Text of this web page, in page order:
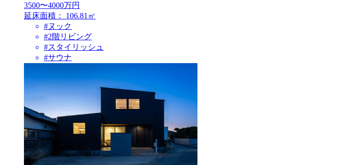
3500〜4000万円
延床面積：
106.81㎡
#ヌック
#2階リビング
#スタイリッシュ
#サウナ